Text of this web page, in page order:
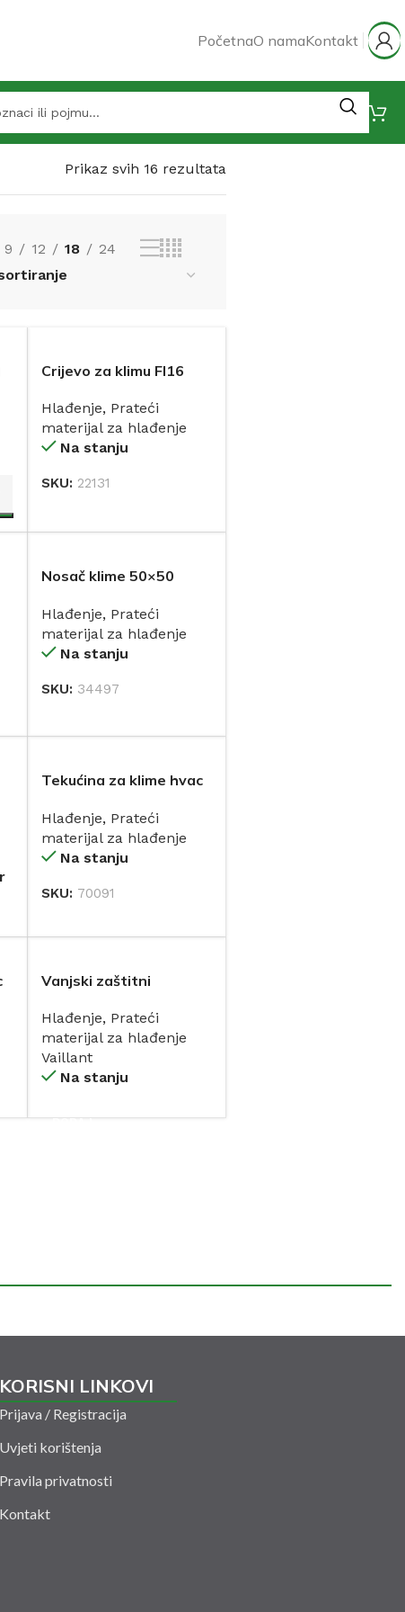
PočetnaO namaKontakt
Prikaz svih 16 rezultata
9 12 18 24
Crijevo za klimu FI16
Hlađenje, Prateći
materijal za hlađenje
Na stanju
SKU: 22131
Nosač klime 50×50
Hlađenje, Prateći
materijal za hlađenje
Na stanju
SKU: 34497
Tekućina za klime hvac
Hlađenje, Prateći
materijal za hlađenje
Na stanju
SKU: 70091
Vanjski zaštitni
G160 bijeli za recoVAIR
VAR 60 VAILLANT
Hlađenje, Prateći
materijal za hlađenje
Vaillant
Na stanju
DODAJ
KORISNI LINKOVI
Prijava / Registracija
Uvjeti korištenja
Pravila privatnosti
Kontakt